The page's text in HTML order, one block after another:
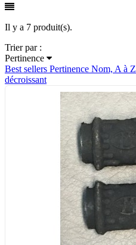
Il y a 7 produit(s).
Trier par :
Pertinence
Best sellers Pertinence Nom, A à Z
décroissant